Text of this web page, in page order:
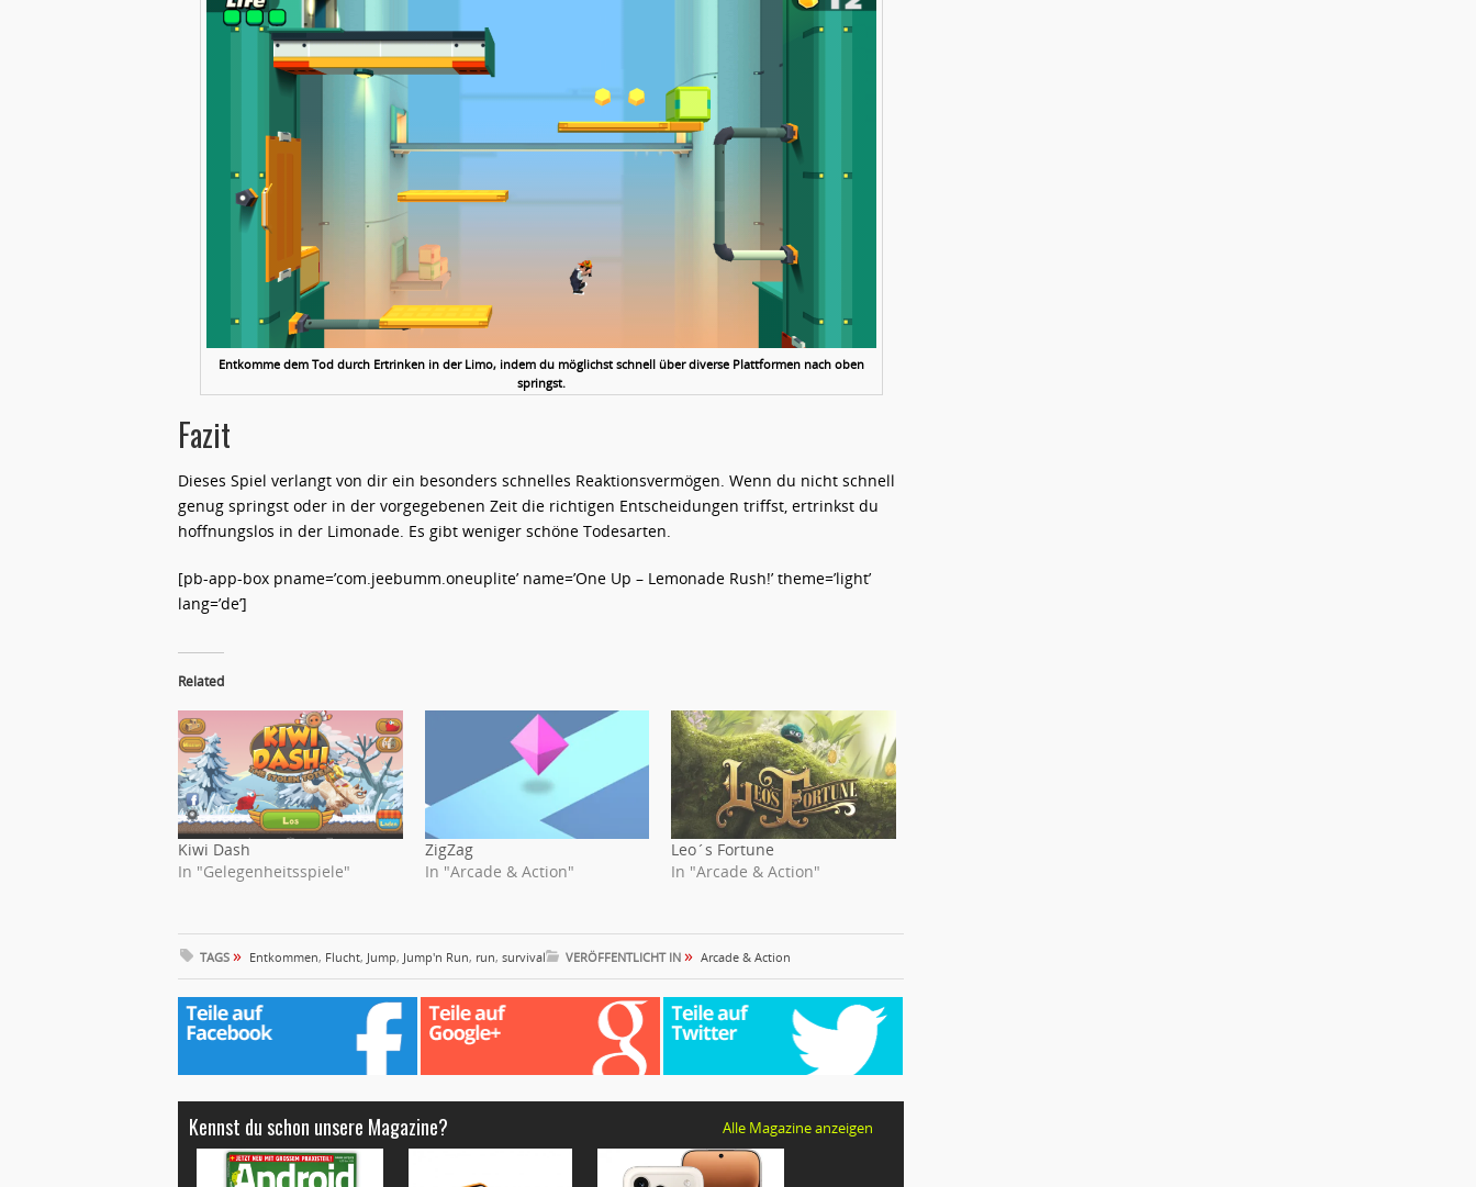
Entkomme dem Tod durch Ertrinken in der Limo, indem du möglichst schnell über diverse Plattformen nach oben
springst.
Fazit
Dieses Spiel verlangt von dir ein besonders schnelles Reaktionsvermögen. Wenn du nicht schnell
genug springst oder in der vorgegebenen Zeit die richtigen Entscheidungen triffst, ertrinkst du
hoffnungslos in der Limonade. Es gibt weniger schöne Todesarten.
[pb-app-box pname=’com.jeebumm.oneuplite’ name=’One Up – Lemonade Rush!’ theme=’light’
lang=’de’]
Related
Kiwi Dash
In "Gelegenheitsspiele"
ZigZag
In "Arcade & Action"
Leo´s Fortune
In "Arcade & Action"
TAGS » Entkommen, Flucht, Jump, Jump'n Run, run, survival VERÖFFENTLICHT IN » Arcade & Action
Kennst du schon unsere Magazine? Alle Magazine anzeigen